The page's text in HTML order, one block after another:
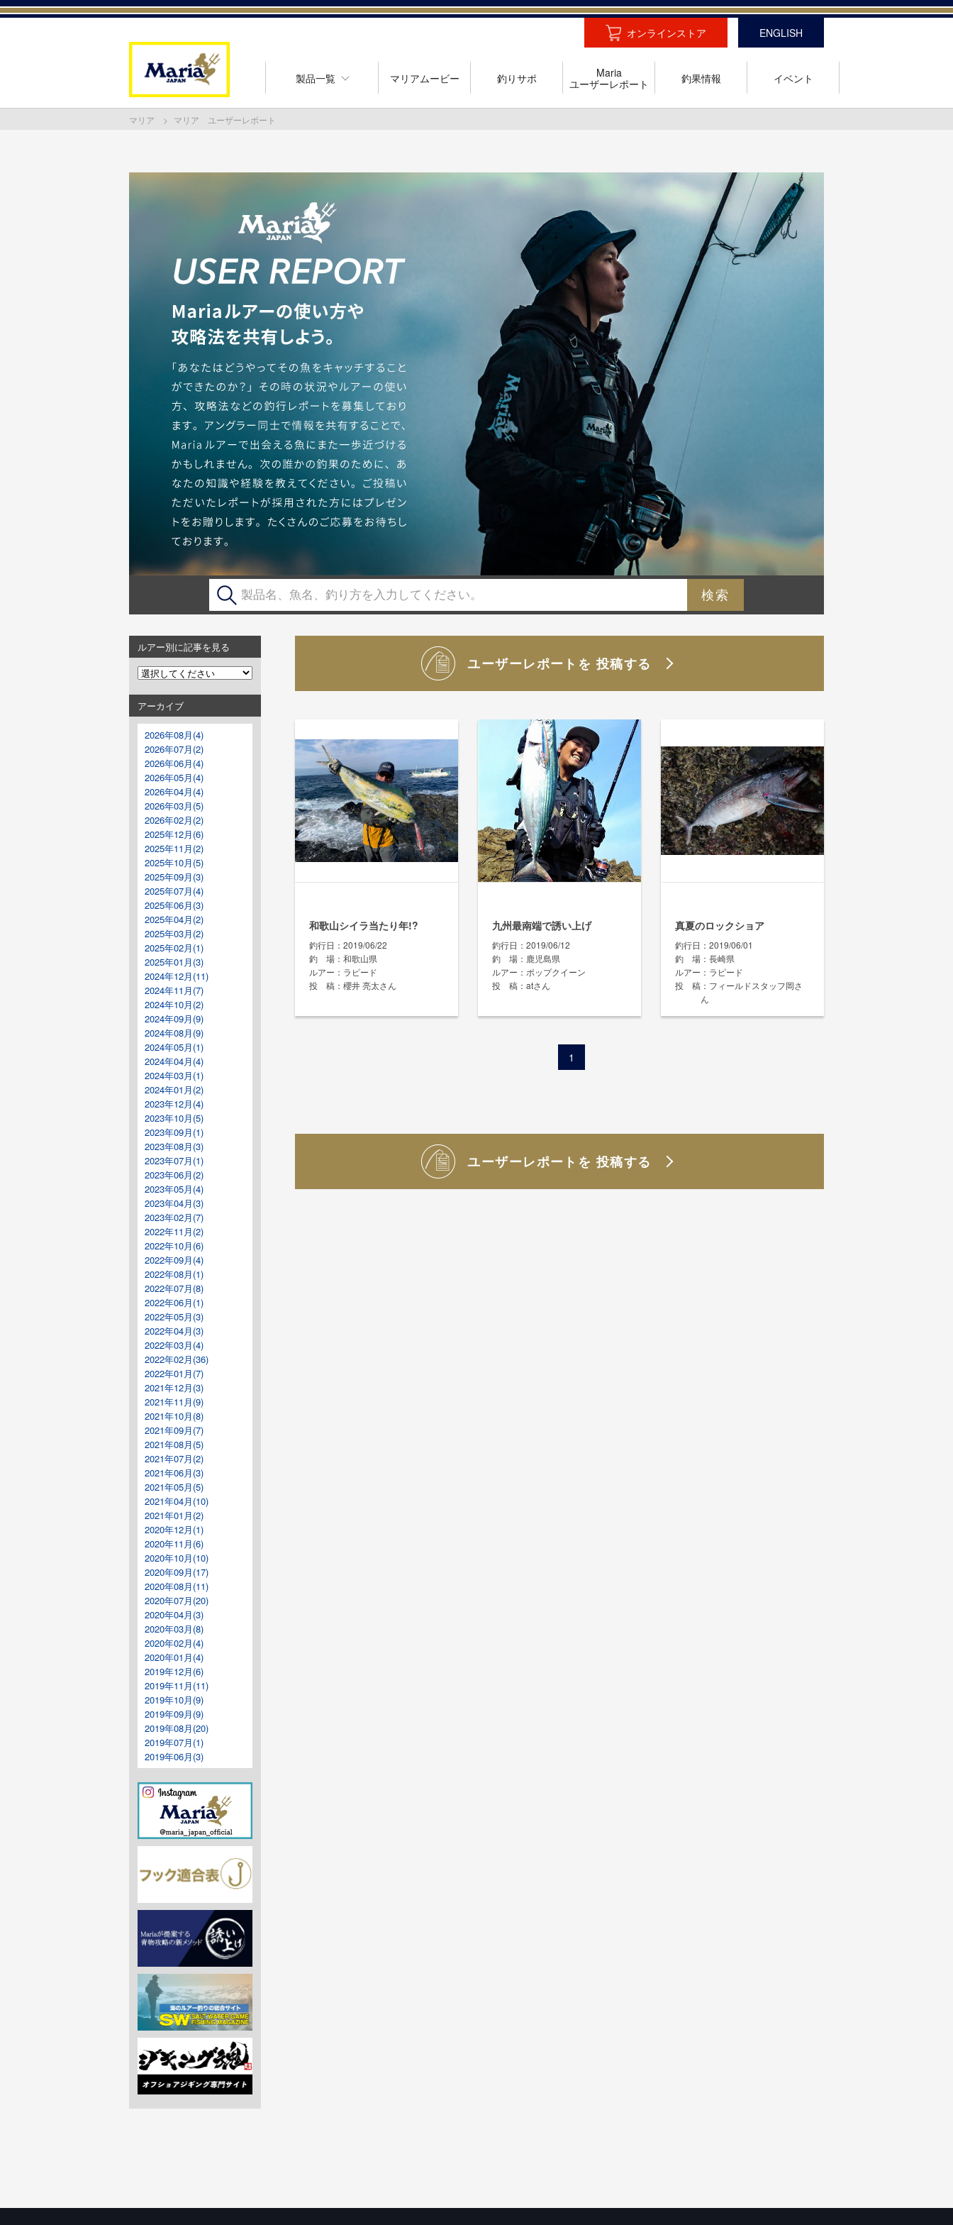
オンラインストア ENGLISH
製品一覧 マリアムービー 釣りサポ
Maria
ユーザーレポート
釣果情報 イベント
マリア マリア ユーザーレポート
ユーザーレポートを 投稿する
和歌山シイラ当たり年!?
釣行日
2019/06/22
釣場
和歌山県
ルアー
ラピード
投稿
櫻井 亮太さん
九州最南端で誘い上げ
釣行日
2019/06/12
釣場
鹿児島県
ルアー
ポップクイーン
投稿
atさん
真夏のロックショア
釣行日
2019/06/01
釣場
長崎県
ルアー
ラピード
投稿
フィールドスタッフ岡さ
ん
1
ユーザーレポートを 投稿する
ルアー別に記事を見る
アーカイブ
2026年08月(4)
2026年07月(2)
2026年06月(4)
2026年05月(4)
2026年04月(4)
2026年03月(5)
2026年02月(2)
2025年12月(6)
2025年11月(2)
2025年10月(5)
2025年09月(3)
2025年07月(4)
2025年06月(3)
2025年04月(2)
2025年03月(2)
2025年02月(1)
2025年01月(3)
2024年12月(11)
2024年11月(7)
2024年10月(2)
2024年09月(9)
2024年08月(9)
2024年05月(1)
2024年04月(4)
2024年03月(1)
2024年01月(2)
2023年12月(4)
2023年10月(5)
2023年09月(1)
2023年08月(3)
2023年07月(1)
2023年06月(2)
2023年05月(4)
2023年04月(3)
2023年02月(7)
2022年11月(2)
2022年10月(6)
2022年09月(4)
2022年08月(1)
2022年07月(8)
2022年06月(1)
2022年05月(3)
2022年04月(3)
2022年03月(4)
2022年02月(36)
2022年01月(7)
2021年12月(3)
2021年11月(9)
2021年10月(8)
2021年09月(7)
2021年08月(5)
2021年07月(2)
2021年06月(3)
2021年05月(5)
2021年04月(10)
2021年01月(2)
2020年12月(1)
2020年11月(6)
2020年10月(10)
2020年09月(17)
2020年08月(11)
2020年07月(20)
2020年04月(3)
2020年03月(8)
2020年02月(4)
2020年01月(4)
2019年12月(6)
2019年11月(11)
2019年10月(9)
2019年09月(9)
2019年08月(20)
2019年07月(1)
2019年06月(3)